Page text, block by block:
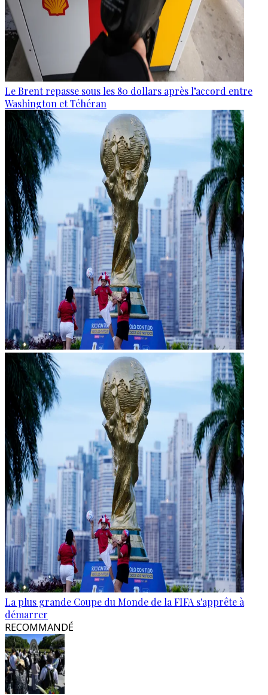
Le Brent repasse sous les 80 dollars après l’accord entre
Washington et Téhéran
La plus grande Coupe du Monde de la FIFA s'apprête à
démarrer
RECOMMANDÉ